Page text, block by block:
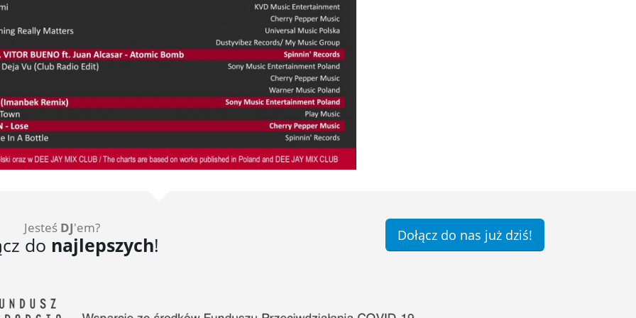
Jesteś DJ'em?
do najlepszych! Dołącz do nas już dziś!